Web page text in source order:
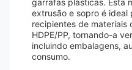
garrafas plásticas. Esta
extrusão e sopro é
recipientes de materiais
HDPE/PP, tornando-a
incluindo embalagens,
consumo.